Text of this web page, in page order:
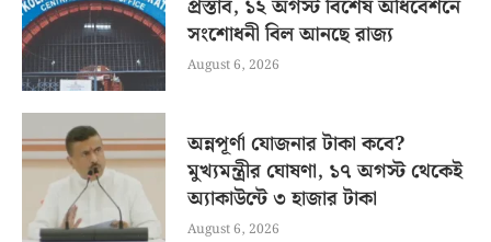
প্রস্তাব, ১২ অগস্ট বিশেষ অধিবেশনে
সংশোধনী বিল আনছে রাজ্য
August 6, 2026
অন্নপূর্ণা যোজনার টাকা কবে?
মুখ্যমন্ত্রীর ঘোষণা, ১৭ অগস্ট থেকেই
অ্যাকাউন্টে ৩ হাজার টাকা
August 6, 2026